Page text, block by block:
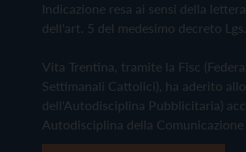
Indicazione resa ai sensi della
dell'art. 5 del medesimo decreto Lgs.
Vita Trentina, tramite la Fisc
Settimanali Cattolici), ha aderito
dell'Autodisciplina Pubblicitaria)
Autodisciplina della